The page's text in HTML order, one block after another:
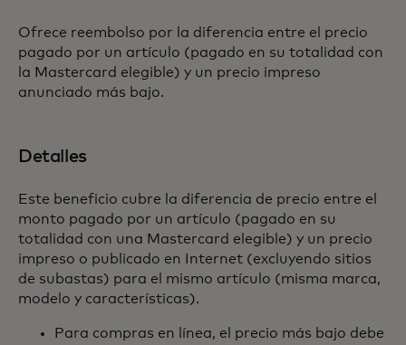
Ofrece reembolso por la diferencia entre el precio
pagado por un artículo (pagado en su totalidad con
la Mastercard elegible) y un precio impreso
anunciado más bajo.
Detalles
Este beneficio cubre la diferencia de precio entre el
monto pagado por un artículo (pagado en su
totalidad con una Mastercard elegible) y un precio
impreso o publicado en Internet (excluyendo sitios
de subastas) para el mismo artículo (misma marca,
modelo y características).
Para compras en línea, el precio más bajo debe